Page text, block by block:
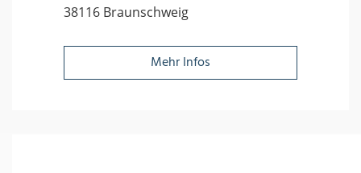
38116 Braunschweig
Mehr Infos